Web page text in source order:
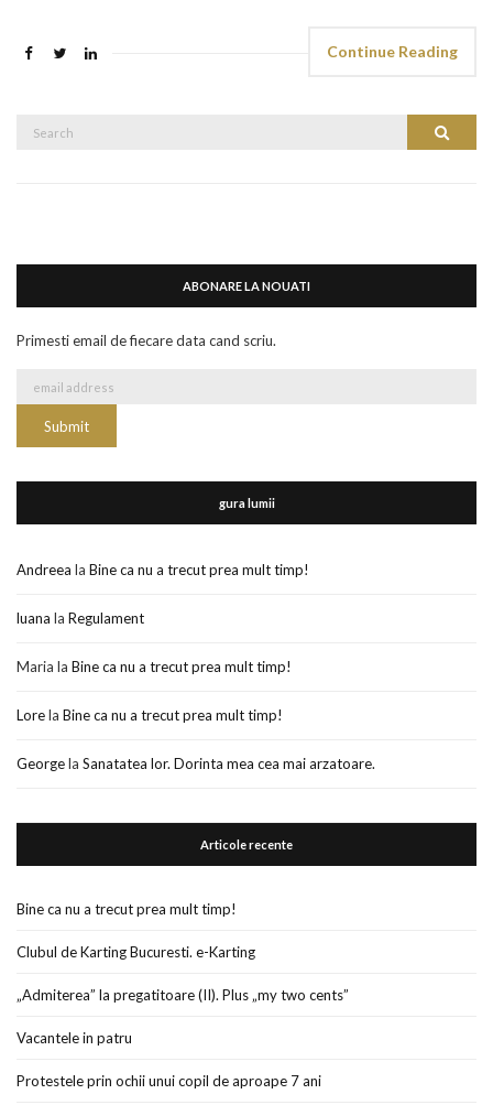
Continue Reading
Search
ABONARE LA NOUATI
Primesti email de fiecare data cand scriu.
gura lumii
Andreea la Bine ca nu a trecut prea mult timp!
luana la Regulament
Maria la Bine ca nu a trecut prea mult timp!
Lorela Bine ca nu a trecut prea mult timp!
Georgela Sanatatea lor. Dorinta mea cea mai arzatoare.
Articole recente
Bine ca nu a trecut prea mult timp!
Clubul de Karting Bucuresti. e-Karting
„Admiterea” la pregatitoare (II). Plus „my two cents”
Vacantele in patru
Protestele prin ochii unui copil de aproape 7 ani